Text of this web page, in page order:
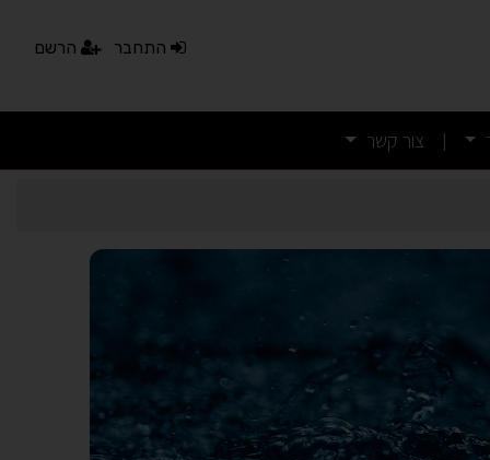
התחבר הרשם
| צור קשר